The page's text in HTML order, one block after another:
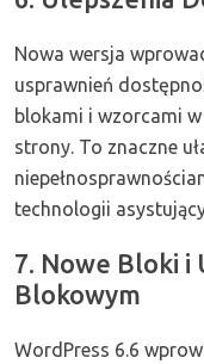
Nowa wersja
usprawnień
blokami i wzorcami
strony. To znaczne
technologii
7. Nowe Bloki i
Blokowym
WordPress 6.6